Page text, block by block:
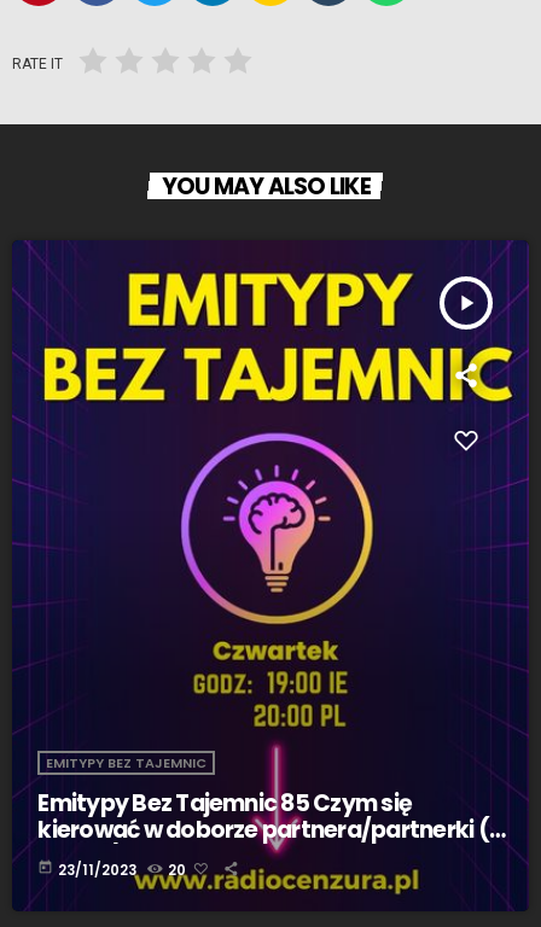
RATE IT
YOU MAY ALSO LIKE
play_arrow
EMITYPY BEZ TAJEMNIC
Emitypy Bez Tajemnic 85 Czym się
kierować w doborze partnera/partnerki (23
11 2023)
today 23/11/2023 20